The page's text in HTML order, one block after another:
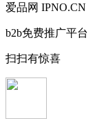
爱品网 IPNO.CN
b2b免费推广平台
扫扫有惊喜